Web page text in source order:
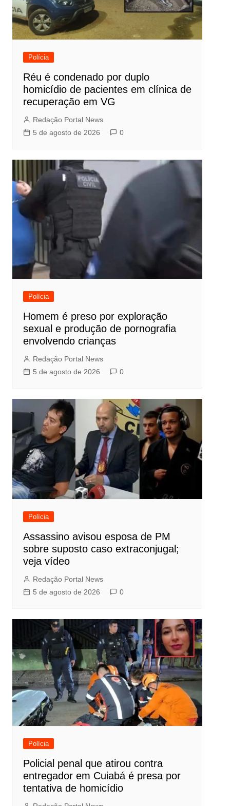
Polícia
Réu é condenado por duplo
homicídio de pacientes em clínica de
recuperação em VG
Redação Portal News
5 de agosto de 2026
0
Polícia
Homem é preso por exploração
sexual e produção de pornografia
envolvendo crianças
Redação Portal News
5 de agosto de 2026
0
Polícia
Assassino avisou esposa de PM
sobre suposto caso extraconjugal;
veja vídeo
Redação Portal News
5 de agosto de 2026
0
Polícia
Policial penal que atirou contra
entregador em Cuiabá é presa por
tentativa de homicídio